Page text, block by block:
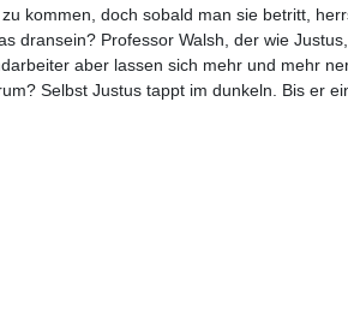
kommen, doch sobald man sie betritt,
dransein? Professor Walsh, der wie
aber lassen sich mehr und mehr
Selbst Justus tappt im dunkeln. Bis er